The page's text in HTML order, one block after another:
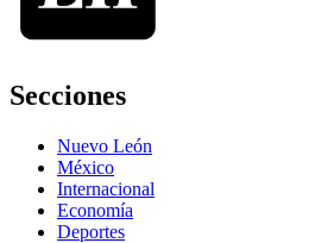
Secciones
Nuevo León
México
Internacional
Economía
Deportes